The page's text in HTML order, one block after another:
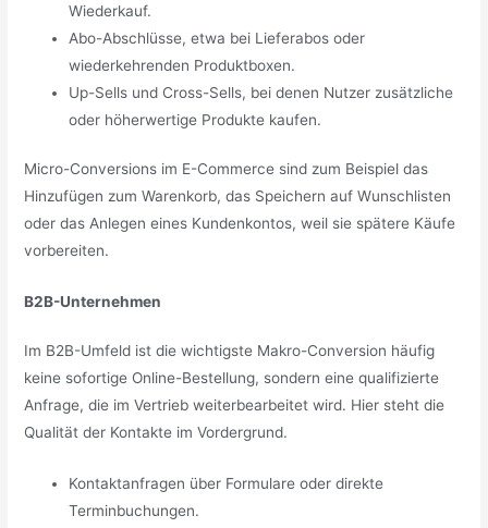
Wiederkauf.
Abo-Abschlüsse, etwa bei Lieferabos oder
wiederkehrenden Produktboxen.
Up-Sells und Cross-Sells, bei denen Nutzer zusätzliche
oder höherwertige Produkte kaufen.
Micro-Conversions im E-Commerce sind zum Beispiel das
Hinzufügen zum Warenkorb, das Speichern auf Wunschlisten
oder das Anlegen eines Kundenkontos, weil sie spätere Käufe
vorbereiten.
B2B-Unternehmen
Im B2B-Umfeld ist die wichtigste Makro-Conversion häufig
keine sofortige Online-Bestellung, sondern eine qualifizierte
Anfrage, die im Vertrieb weiterbearbeitet wird. Hier steht die
Qualität der Kontakte im Vordergrund.
Kontaktanfragen über Formulare oder direkte
Terminbuchungen.